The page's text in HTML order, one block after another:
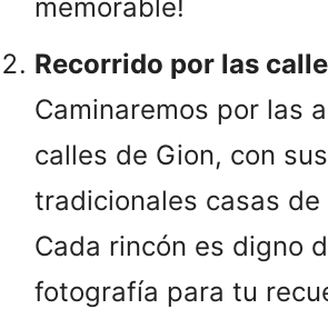
memorable!
Recorrido por las
Caminaremos por las
calles de Gion, con sus
tradicionales casas de
Cada rincón es digno
fotografía para tu